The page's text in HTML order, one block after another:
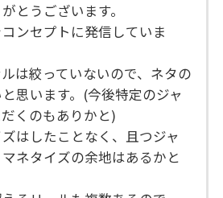
とうございます。
ンセプトに発信していま
は絞っていないので、ネタの
思います。(今後特定のジャ
くのもありかと)
はしたことなく、且つジャ
ネタイズの余地はあるかと